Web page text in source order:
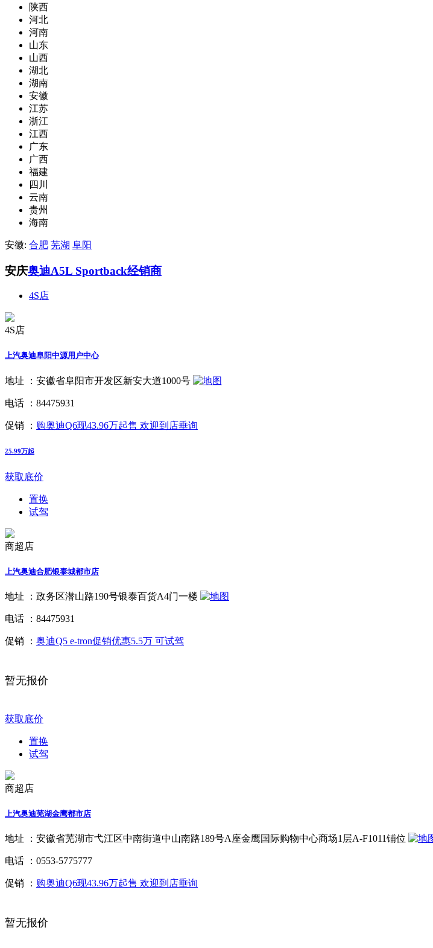
陕西
河北
河南
山东
山西
湖北
湖南
安徽
江苏
浙江
江西
广东
广西
福建
四川
云南
贵州
海南
安徽: 合肥 芜湖 阜阳
安庆奥迪A5L Sportback经销商
4S店
4S店
上汽奥迪阜阳中源用户中心
地址 ： 安徽省阜阳市开发区新安大道1000号
电话 ： 84475931
促销 ： 购奥迪Q6现43.96万起售 欢迎到店垂询
25.99万起
获取底价
置换
试驾
商超店
上汽奥迪合肥银泰城都市店
地址 ： 政务区潜山路190号银泰百货A4门一楼
电话 ： 84475931
促销 ： 奥迪Q5 e-tron促销优惠5.5万 可试驾
暂无报价
获取底价
置换
试驾
商超店
上汽奥迪芜湖金鹰都市店
地址 ： 安徽省芜湖市弋江区中南街道中山南路189号A座金鹰国际购物中心商场1层A-F1011铺位
电话 ： 0553-5775777
促销 ： 购奥迪Q6现43.96万起售 欢迎到店垂询
暂无报价